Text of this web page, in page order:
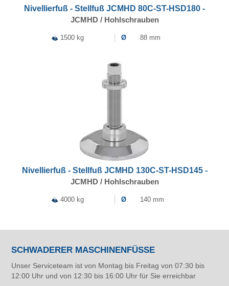
Nivellierfuß - Stellfuß JCMHD 80C-ST-HSD180 -
JCMHD / Hohlschrauben
1500 kg Ø 88 mm
Nivellierfuß - Stellfuß JCMHD 130C-ST-HSD145 -
JCMHD / Hohlschrauben
4000 kg Ø 140 mm
SCHWADERER MASCHINENFÜSSE
Unser Serviceteam ist von Montag bis Freitag von 07:30 bis
12:00 Uhr und von 12:30 bis 16:00 Uhr für Sie erreichbar